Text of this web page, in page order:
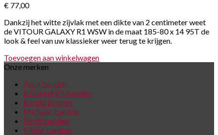
€ 77,00
Dankzij het witte zijvlak met een dikte van 2 centimeter weet
de VITOUR GALAXY R1 WSW in de maat 185-80 x 14 95T de
look & feel van uw klassieker weer terug te krijgen.
Toevoegen aan winkelwagen
Onze merken
Avon banden
BFGoodrich banden
Kontio banden
Michelin banden
Pirelli banden
Vitour banden